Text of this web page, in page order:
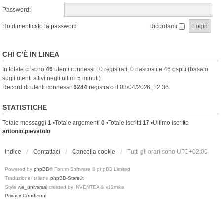
Password:
Ho dimenticato la password Ricordami
CHI C’È IN LINEA
In totale ci sono 46 utenti connessi : 0 registrati, 0 nascosti e 46 ospiti (basato
sugli utenti attivi negli ultimi 5 minuti)
Record di utenti connessi: 6244 registrato il 03/04/2026, 12:36
STATISTICHE
Totale messaggi 1 •Totale argomenti 0 •Totale iscritti 17 •Ultimo iscritto
antonio.pievatolo
Indice Contattaci Cancella cookie Tutti gli orari sono UTC+02:00
Powered by phpBB® Forum Software © phpBB Limited
Traduzione Italiana phpBB-Store.it
Style we_universal created by INVENTEA & v12mike
Privacy Condizioni